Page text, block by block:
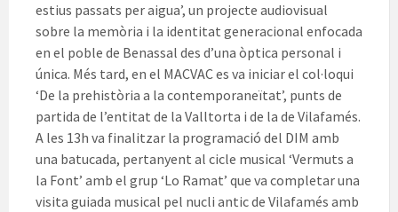
estius passats per aigua’, un projecte audiovisual
sobre la memòria i la identitat generacional enfocada
en el poble de Benassal des d’una òptica personal i
única. Més tard, en el MACVAC es va iniciar el col·loqui
‘De la prehistòria a la contemporaneïtat’, punts de
partida de l’entitat de la Valltorta i de la de Vilafamés.
A les 13h va finalitzar la programació del DIM amb
una batucada, pertanyent al cicle musical ‘Vermuts a
la Font’ amb el grup ‘Lo Ramat’ que va completar una
visita guiada musical pel nucli antic de Vilafamés amb